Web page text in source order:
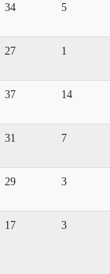
34 5
27 1
37 14
31 7
29 3
17 3